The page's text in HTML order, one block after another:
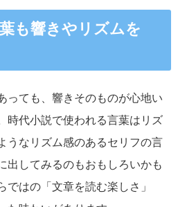
も響きやリズムを
っても、響きそのものが心地い
時代小説で使われる言葉はリズ
うなリズム感のあるセリフの言
出してみるのもおもしろいかも
ではの「文章を読む楽しさ」